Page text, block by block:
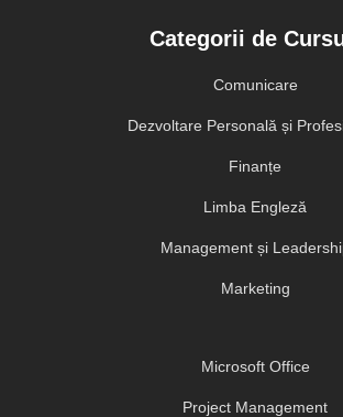
Categorii de
Comunicare
Dezvoltare Personală și
Finanțe
Limba Engleză
Management și
Marketing
Microsoft Office
Project Management